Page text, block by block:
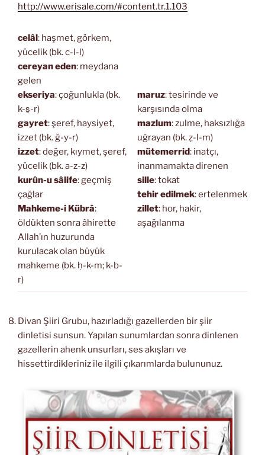
http://www.erisale.com/#content.tr.1.103
celâl: haşmet, görkem,
yücelik (bk. c-l-l)
cereyan eden: meydana
gelen
ekseriya: çoğunlukla (bk.
k-s̱-r)
gayret: şeref, haysiyet,
izzet (bk. ğ-y-r)
izzet: değer, kıymet, şeref,
yücelik (bk. a-z-z)
kurûn-u sâlife: geçmiş
çağlar
Mahkeme-i Kübrâ:
öldükten sonra âhirette
Allah’ın huzurunda
kurulacak olan büyük
mahkeme (bk. ḥ-k-m; k-b-
r)
maruz: tesirinde ve
karşısında olma
mazlum: zulme, haksızlığa
uğrayan (bk. ẓ-l-m)
mütemerrid: inatçı,
inanmamakta direnen
sille: tokat
tehir edilmek: ertelenmek
zillet: hor, hakir,
aşağılanma
Divan Şiiri Grubu, hazırladığı gazellerden bir şiir
dinletisi sunsun. Yapılan sunumlardan sonra dinlenen
gazellerin ahenk unsurları, ses akışları ve
hissettirdikleriniz ile ilgili çıkarımlarda bulununuz.